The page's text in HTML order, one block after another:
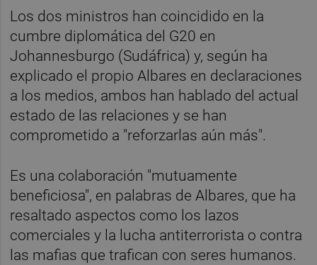
Los dos ministros han coincidido en la
cumbre diplomática del G20 en
Johannesburgo (Sudáfrica) y, según ha
explicado el propio Albares en declaraciones
a los medios, ambos han hablado del actual
estado de las relaciones y se han
comprometido a "reforzarlas aún más".
Es una colaboración "mutuamente
beneficiosa", en palabras de Albares, que ha
resaltado aspectos como los lazos
comerciales y la lucha antiterrorista o contra
las mafias que trafican con seres humanos.